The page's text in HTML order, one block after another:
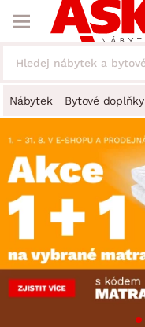
Nábytek Bytové doplňky